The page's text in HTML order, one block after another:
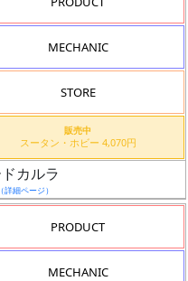
MECHANIC
STORE
販売中
スータン・ホビー 4,070円
カルラ
（詳細ページ）
PRODUCT
MECHANIC